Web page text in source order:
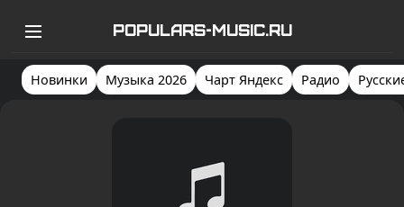
POPULARS-MUSIC.RU
Новинки Музыка 2026 Чарт Яндекс Радио